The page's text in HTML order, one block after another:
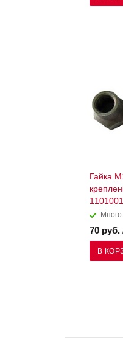
Гайка
Много
70
В